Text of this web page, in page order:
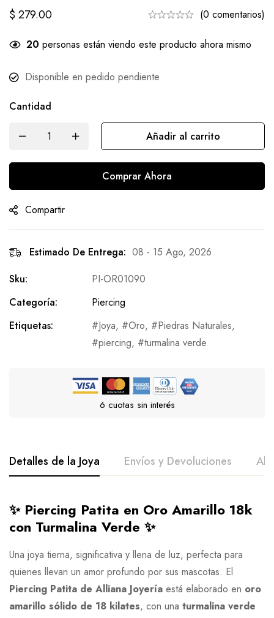
$279.00 (0 comentarios)
20 personas están viendo este producto ahora mismo
Disponible en pedido pendiente
Cantidad
Añadir al carrito
Comprar Ahora
Compartir
Estimado De Entrega: 08 - 15 Ago, 2026
Sku:
PI-OR01090
Categoría:
Piercing
Etiquetas:
Joya, Oro, Piedras Naturales,
piercing, turmalina verde
6 cuotas sin interés
Detalles de la Joya Envíos y Devoluciones
✨ Piercing Patita en Oro Amarillo 18k
con Turmalina Verde ✨
Una joya tierna, significativa y llena de luz, perfecta para
quienes llevan un amor profundo por sus mascotas. El
Piercing Patita de Alliana Joyería está elaborado en oro
amarillo sólido de 18 kilates, con una turmalina verde